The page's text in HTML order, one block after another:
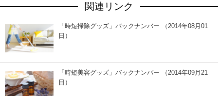
関連リンク
「時短掃除グッズ」バックナンバー （2014年08月01
日）
「時短美容グッズ」バックナンバー （2014年09月21
日）